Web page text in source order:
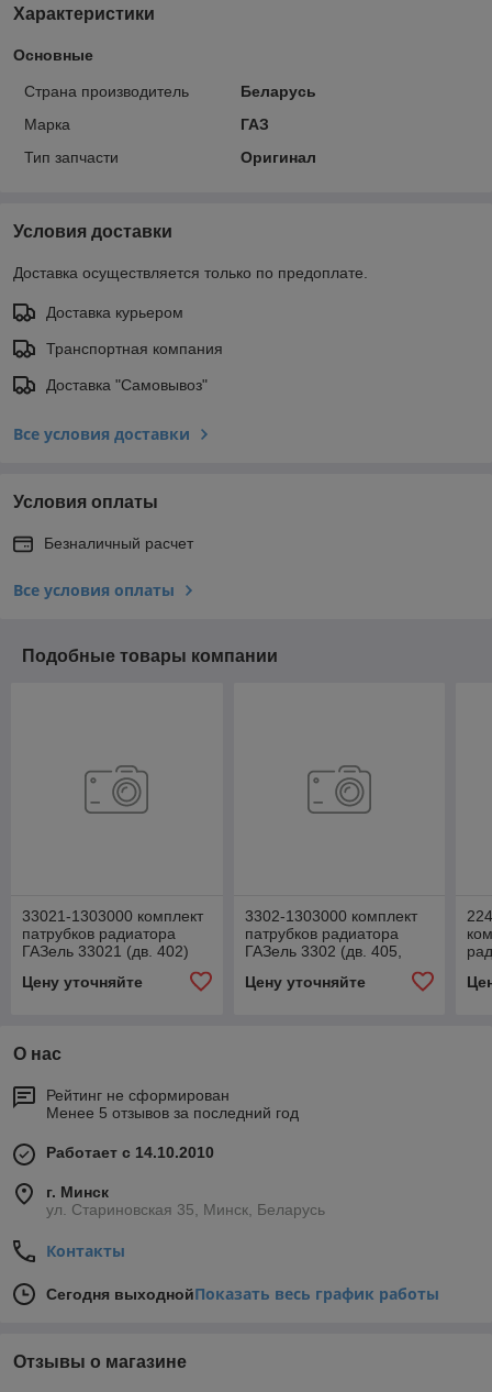
Характеристики
Основные
Страна производитель
Беларусь
Марка
ГАЗ
Тип запчасти
Оригинал
Условия доставки
Доставка осуществляется только по предоплате.
Доставка курьером
Транспортная компания
Доставка "Самовывоз"
Все условия доставки
Условия оплаты
Безналичный расчет
Все условия оплаты
Подобные товары компании
33021-1303000 комплект
патрубков радиатора
ГАЗель 33021 (дв. 402)
Цену уточняйте
3302-1303000 комплект
патрубков радиатора
ГАЗель 3302 (дв. 405,
Цену уточняйте
О нас
Рейтинг не сформирован
Менее 5 отзывов за последний год
Работает с 14.10.2010
г. Минск
ул. Стариновская 35, Минск, Беларусь
Контакты
Сегодня выходнойПоказать весь график работы
Отзывы о магазине